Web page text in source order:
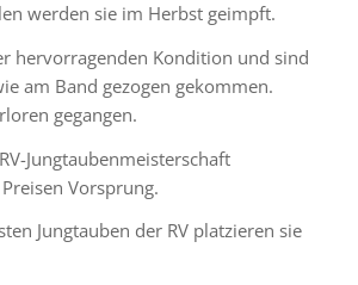
werden sie im Herbst geimpft.
hervorragenden Kondition und sind
am Band gezogen gekommen.
gegangen.
Jungtaubenmeisterschaft
Vorsprung.
Jungtauben der RV platzieren sie